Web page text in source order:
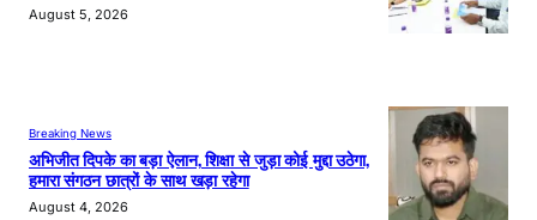
August 5, 2026
Breaking News
अभिजीत दिपके का बड़ा ऐलान, शिक्षा से जुड़ा कोई मुद्दा उठेगा,
हमारा संगठन छात्रों के साथ खड़ा रहेगा
August 4, 2026